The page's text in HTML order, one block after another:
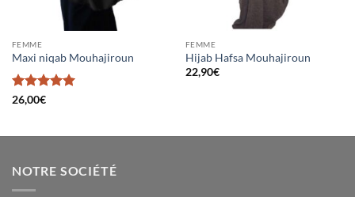
FEMME
Maxi niqab Mouhajiroun
Note5
26,00€
FEMME
Hijab Hafsa Mouhajiroun
22,90€
NOTRE SOCIÉTÉ